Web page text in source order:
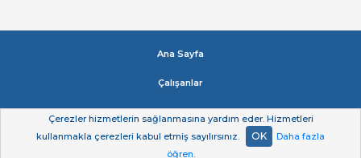
Ana Sayfa
Çalışanlar
Impressum
Gizlilik beyan
Çerezler hizmetlerin sağlanmasına yardım eder. Hizmetleri
kullanmakla çerezleri kabul etmiş sayılırsınız.
OK
Daha fazla
öğren.